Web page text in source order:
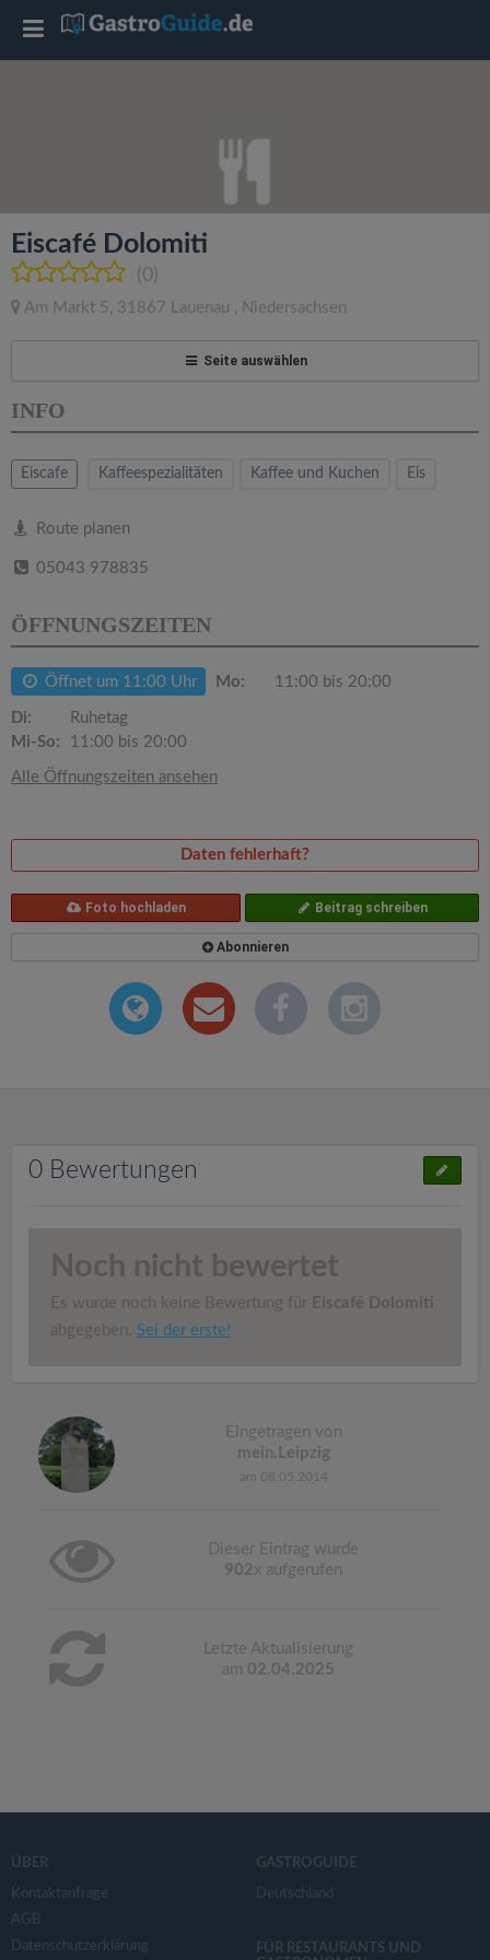
Eiscafé Dolomiti
(0)
Am Markt 5 , 31867 Lauenau , Niedersachsen
Seite auswählen
INFO
Eiscafe Kaffeespezialitäten Kaffee und Kuchen Eis
Route planen
05043 978835
ÖFFNUNGSZEITEN
Öffnet um 11:00 Uhr Mo: 11:00 bis 20:00
Di:
Ruhetag
Mi-So:
11:00 bis 20:00
Alle Öffnungszeiten ansehen
Daten fehlerhaft?
Foto hochladen Beitrag schreiben
Abonnieren
0 Bewertungen
Noch nicht bewertet
Es wurde noch keine Bewertung für Eiscafé Dolomiti
abgegeben. Sei der erste!
Eingetragen von
mein.Leipzig
am 08.05.2014
Dieser Eintrag wurde
902x aufgerufen
Letzte Aktualisierung
am 02.04.2025
ÜBER
Kontaktanfrage
AGB
Datenschutzerklärung
GASTROGUIDE
Deutschland
FÜR RESTAURANTS UND
T
l
e
a
v
a
i
o
n